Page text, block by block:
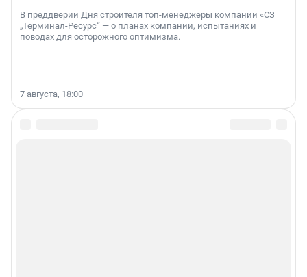
В преддверии Дня строителя топ-менеджеры компании «СЗ
„Терминал-Ресурс“ — о планах компании, испытаниях и
поводах для осторожного оптимизма.
7 августа, 18:00